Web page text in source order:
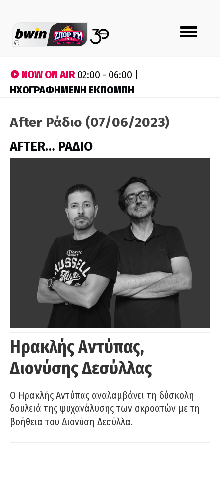
Toggle
navigation
NOW ON AIR02:00 - 06:00 |
ΗΧΟΓΡΑΦΗΜΕΝΗ ΕΚΠΟΜΠΗ
After Ράδιο (07/06/2023)
AFTER… ΡΑΔΙΟ
Ηρακλής Αντύπας,
Διονύσης Δεσύλλας
Ο Ηρακλής Αντύπας αναλαμβάνει τη δύσκολη
δουλειά της ψυχανάλυσης των ακροατών με τη
βοήθεια του Διονύση Δεσύλλα.